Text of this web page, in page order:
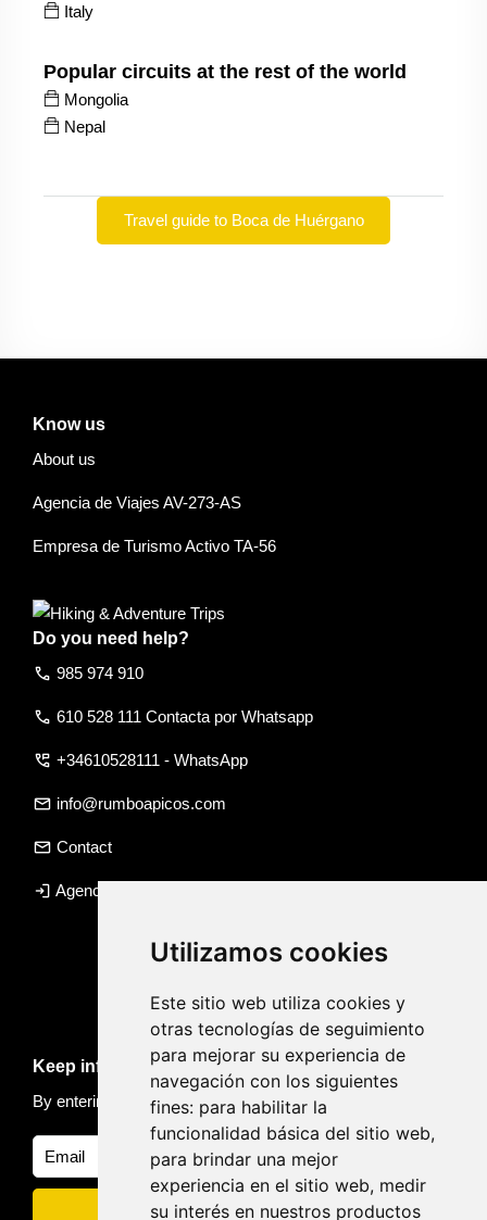
Utilizamos cookies
Este sitio web utiliza cookies y
otras tecnologías de seguimiento
para mejorar su experiencia de
navegación con los siguientes
fines: para habilitar la
funcionalidad básica del sitio web,
para brindar una mejor
experiencia en el sitio web, medir
su interés en nuestros productos
Italy
Popular circuits at the rest of the world
Mongolia
Nepal
Travel guide to Boca de Huérgano
Know us
About us
Agencia de Viajes AV-273-AS
Empresa de Turismo Activo TA-56
Do you need help?
call 985 974 910
call 610 528 111 Contacta por Whatsapp
perm_phone_msg +34610528111 - WhatsApp
email info@rumboapicos.com
email Contact
login Agency access
Keep informed of news and trips
By entering your email, you accept our Privacy policy